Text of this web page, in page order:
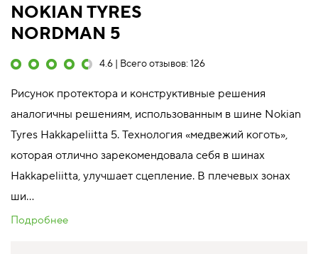
NOKIAN TYRES
NORDMAN 5
4.6 | Всего отзывов: 126
Рисунок протектора и конструктивные решения
аналогичны решениям, использованным в шине Nokian
Tyres Hakkapeliitta 5. Технология «медвежий коготь»,
которая отлично зарекомендовала себя в шинах
Hakkapeliitta, улучшает сцепление. В плечевых зонах
ши...
Подробнее